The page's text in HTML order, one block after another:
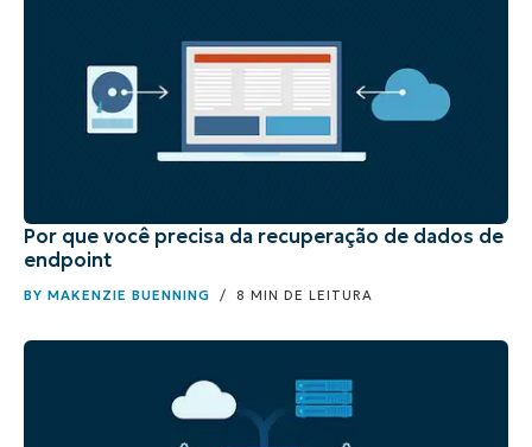
Por que você precisa da recuperação de dados de
endpoint
BY MAKENZIE BUENNING / 8 MIN DE LEITURA